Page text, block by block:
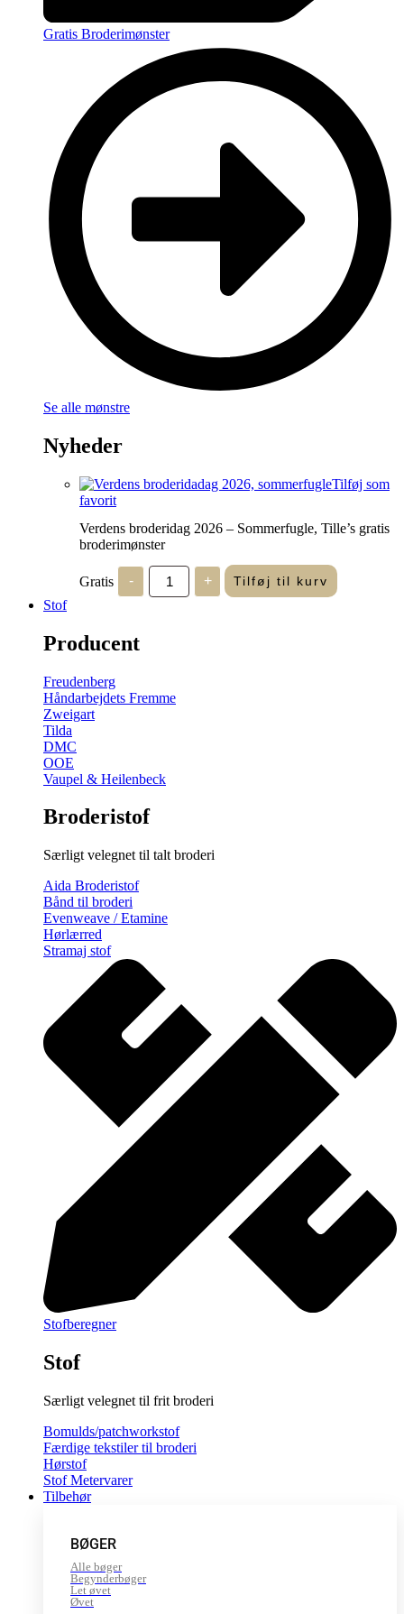
Gratis Broderimønster
Se alle mønstre
Nyheder
Tilføj som
favorit
Verdens broderidag 2026 – Sommerfugle, Tille’s gratis
broderimønster
Gratis -
Verdens
broderidag
2026
+ Tilføj til kurv
Stof
Producent
Freudenberg
Håndarbejdets Fremme
Zweigart
Tilda
DMC
OOE
Vaupel & Heilenbeck
Broderistof
Særligt velegnet til talt broderi
Aida Broderistof
Bånd til broderi
Evenweave / Etamine
Hørlærred
Stramaj stof
Stofberegner
Stof
Særligt velegnet til frit broderi
Bomulds/patchworkstof
Færdige tekstiler til broderi
Hørstof
Stof Metervarer
Tilbehør
BØGER
Alle bøger
Begynderbøger
Let øvet
Øvet